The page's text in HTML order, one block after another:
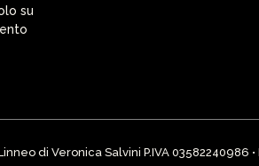
su
di Veronica Salvini P.IVA 03582240986